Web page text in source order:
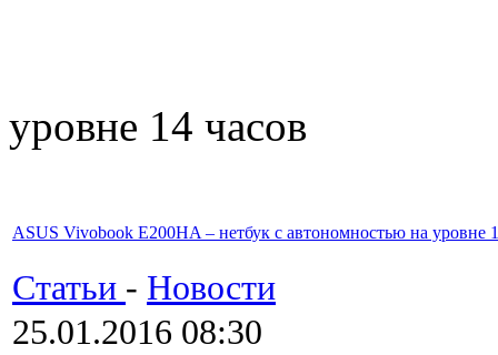
уровне 14 часов
ASUS Vivobook E200HA – нетбук с автономностью на уровне
Статьи - Новости
25.01.2016 08:30